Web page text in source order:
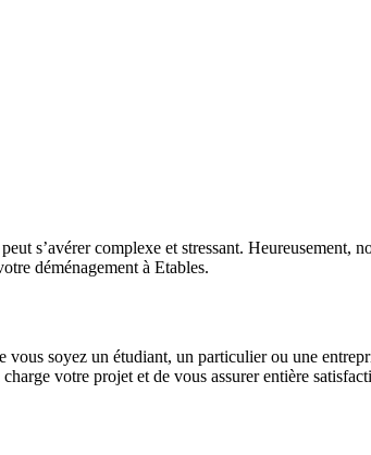
s’avérer complexe et stressant. Heureusement,
déménagement à Etables.
soyez un étudiant, un particulier ou une
votre projet et de vous assurer entière